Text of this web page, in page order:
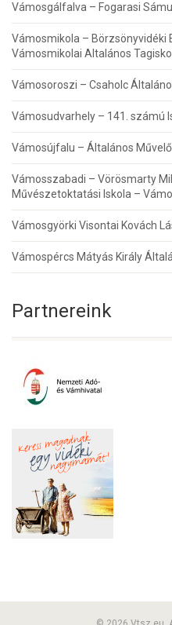
Vámosgálfalva – Fogarasi
Vámosmikola – Börzsönyvidéki
Vámosmikolai Altalános
Vámosoroszi – Csaholc
Vámosudvarhely – 141. számú
Vámosújfalu – Általános
Vámosszabadi – Vörösmarty
Művészetoktatási Iskola –
Vámosgyörki Visontai Kovách
Vámospércs Mátyás Király
Partnereink